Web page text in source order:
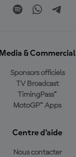
Media & Commercial
Sponsors officiels
TV Broadcast
TimingPass™
MotoGP™ Apps
Centre d'aide
Nous contacter